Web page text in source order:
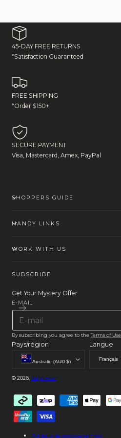
45-DAY FREE RETURNS
*Satisfaction Guaranteed
FREE SHIPPING
*Order $150+
SECURE PAYMENT
Visa, Mastercard, Amex, PayPal
SHOPPERS GUIDE
HANDY LINKS
WORK WITH US
SUBSCRIBE
Get Your Mystery Offer
E-MAIL
By subscribing you agree to theTerms of Use
Pays/région
Australie (AUD $)
Langue
Français
© 2026, Supawear
paiement
Politique de remboursement